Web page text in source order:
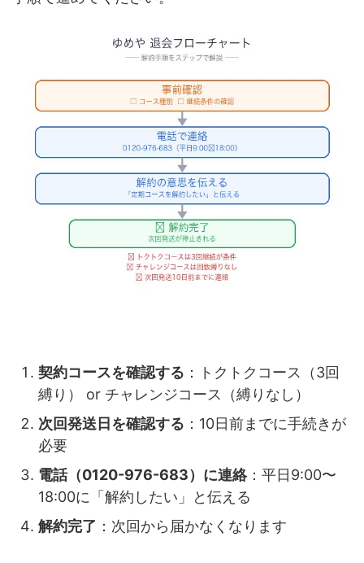
契約コースを確認する ：トクトクコース（3回
縛り） or チャレンジコース（縛りなし）
次回発送日を確認する ：10日前までに手続きが
必要
電話（0120-976-683）に連絡：平日9:00〜
18:00に「解約したい」と伝える
解約完了 ：次回から届かなくなります